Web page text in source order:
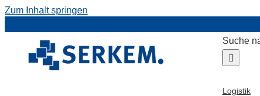
Zum Inhalt springen
Suche
Logistik